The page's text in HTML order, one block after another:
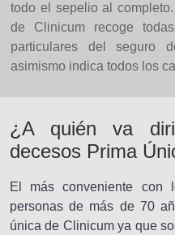
todo el sepelio al
de Clinicum recoge
particulares del seguro
asimismo indica todos los
¿A quién va
decesos Prima
El más conveniente con
personas de más de 70
única de Clinicum ya que